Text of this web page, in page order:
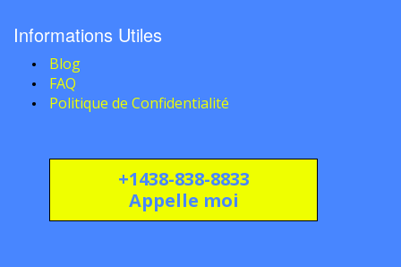
Informations Utiles
Blog
FAQ
Politique de Confidentialité
+1438-838-8833
Appelle moi